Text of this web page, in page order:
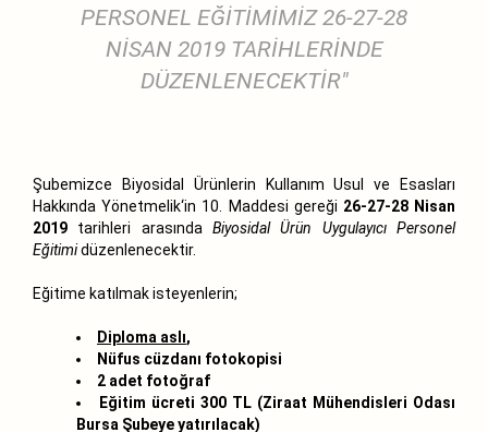
PERSONEL EĞİTİMİMİZ 26-27-28
NİSAN 2019 TARİHLERİNDE
DÜZENLENECEKTİR"
Şubemizce Biyosidal Ürünlerin Kullanım Usul ve Esasları
Hakkında Yönetmelik‘in 10. Maddesi gereği 26-27-28 Nisan
2019 tarihleri arasında Biyosidal Ürün Uygulayıcı Personel
Eğitimidüzenlenecektir.
Eğitime katılmak isteyenlerin;
Diploma aslı,
Nüfus cüzdanı fotokopisi
2 adet fotoğraf
Eğitim ücreti 300 TL (Ziraat Mühendisleri Odası
Bursa Şubeye yatırılacak)